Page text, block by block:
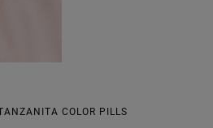
COLOR PILLS